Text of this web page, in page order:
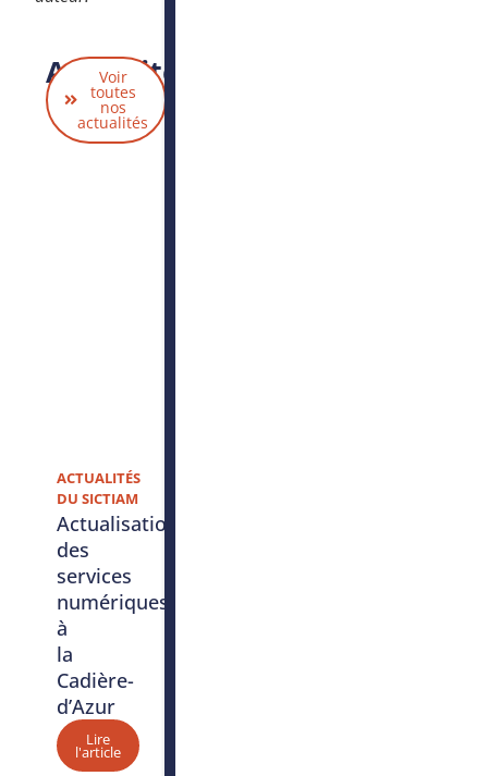
Actualités
liées
Voir
toutes
nos
actualités
ACTUALITÉS
DU SICTIAM
Actualisation
des
services
numériques
à
la
Cadière-
d’Azur
Lire
l'article